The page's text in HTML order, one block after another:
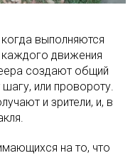
выполняются
движения
создают общий
или провороту.
и зрители, и, в
на то, что